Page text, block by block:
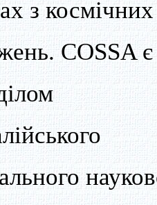
з космічних
COSSA є